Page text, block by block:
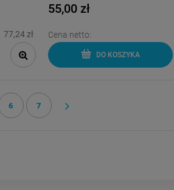
77,24 zł
55,00 zł
Cena netto:
DO KOSZYKA
6 7